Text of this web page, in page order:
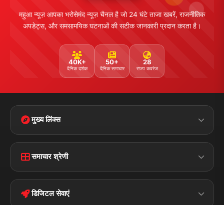
महुआ न्यूज़ आपका भरोसेमंद न्यूज़ चैनल है जो 24 घंटे ताजा खबरें, राजनीतिक
अपडेट्स, और समसामयिक घटनाओं की सटीक जानकारी प्रदान करता है।
40K+
दैनिक दर्शक
50+
दैनिक समाचार
28
राज्य कवरेज
मुख्य लिंक्स
Disclaimer
Terms &
समाचार श्रेणी
डिजिटल सेवाएं